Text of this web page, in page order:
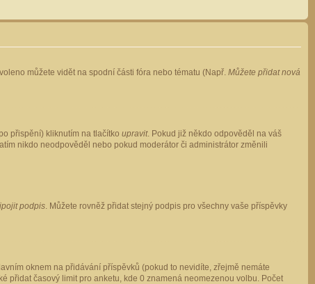
můžete vidět na spodní části fóra nebo tématu (Např. Můžete přidat nová
přispění) kliknutím na tlačítko upravit. Pokud již někdo odpověděl na váš
nikdo neodpověděl nebo pokud moderátor či administrátor změnili
podpis. Můžete rovněž přidat stejný podpis pro všechny vaše příspěvky
oknem na přidávání příspěvků (pokud to nevidíte, zřejmě nemáte
přidat časový limit pro anketu, kde 0 znamená neomezenou volbu. Počet